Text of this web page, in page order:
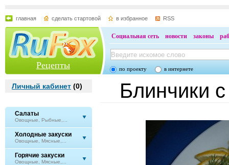
главная сделать стартовой в избранное RSS
Рецепты
Социальная сеть новости законы
по проекту в интернете
Личный кабинет (0)
Салаты
Овощные, Рыбные,...
Холодные закуски
Овощные, Мясные,...
Горячие закуски
Овощные, Мясные,...
Блинчики